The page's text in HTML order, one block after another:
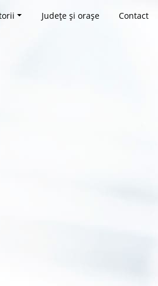
Județe și orașe Contact